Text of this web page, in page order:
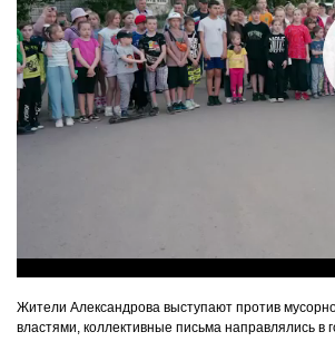
Жители Александрова выступают против
властями, коллективные письма направлялись